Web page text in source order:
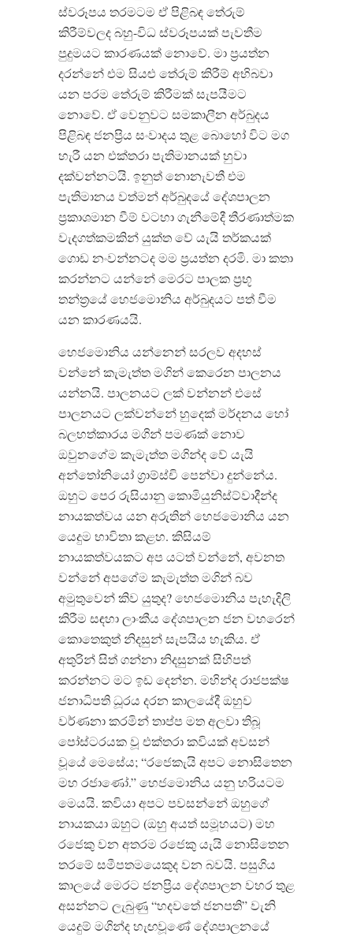
ස්වරූපය තරමටම ඒ පිළිබඳ තේරුම්
කිරීම්වලද බහු-විධ ස්වරූපයක් පැවතීම
පුදුමයට කාරණයක් නොවේ. මා ප්‍රයත්න
දරන්නේ එම සියළු තේරුම් කිරීම් අභිබවා
යන පරම තේරුම් කිරීමක් සැපයීමට
නොවේ. ඒ වෙනුවට සමකාලීන අර්බුදය
පිළිබඳ ජනප්‍රිය සංවාදය තුළ බොහෝ විට මග
හැරී යන එක්තරා පැතිමානයක් හුවා
දක්වන්නටයි. ඉනුත් නොනැවතී එම
පැතිමානය වත්මන් අර්බුදයේ දේශපාලන
ප්‍රකාශමාන වීම් වටහා ගැනීමේදී තීරණාත්මක
වැදගත්කමකින් යුක්ත වේ යැයි තර්කයක්
ගොඩ නංවන්නටද මම ප්‍රයත්න දරමි. මා කතා
කරන්නට යන්නේ මෙරට පාලක ප්‍රභූ
තන්ත්‍රයේ හෙජමොනිය අර්බුදයට පත් වීම
යන කාරණයයි.
හෙජමොනිය යන්නෙන් සරලව අදහස්
වන්නේ කැමැත්ත මගින් කෙරෙන පාලනය
යන්නයි. පාලනයට ලක් වන්නන් එසේ
පාලනයට ලක්වන්නේ හුදෙක් මර්දනය හෝ
බලහත්කාරය මගින් පමණක් නොව
ඔවුනගේම කැමැත්ත මගින්ද වේ යැයි
අන්තෝනියෝ ග්‍රාම්ස්චි පෙන්වා දුන්නේය.
ඔහුට පෙර රුසියානු කොමියුනිස්ට්වාදීන්ද
නායකත්වය යන අරුතින් හෙජමොනිය යන
යෙදුම භාවිතා කළහ. කිසියම්
නායකත්වයකට අප යටත් වන්නේ, අවනත
වන්නේ අපගේම කැමැත්ත මගින් බව
අමුතුවෙන් කිව යුතුද? හෙජමොනිය පැහැදිලි
කිරීම සඳහා ලාංකීය දේශපාලන ජන වහරෙන්
කොතෙකුත් නිදසුන් සැපයිය හැකිය. ඒ
අතුරින් සිත් ගන්නා නිදසුනක් සිහිපත්
කරන්නට මට ඉඩ දෙන්න. මහින්ද රාජපක්ෂ
ජනාධිපති ධූරය දරන කාලයේදී ඔහුව
වර්ණනා කරමින් තාප්ප මත අලවා තිබූ
පෝස්ටරයක වූ එක්තරා කවියක් අවසන්
වූයේ මෙසේය; “රජෙකැයි අපට නොසිතෙන
මහ රජාණෝ.” හෙජමොනිය යනු හරියටම
මෙයයි. කවියා අපට පවසන්නේ ඔහුගේ
නායකයා ඔහුට (ඔහු අයත් සමූහයට) මහ
රජෙකු වන අතරම රජෙකු යැයි නොසිතෙන
තරමේ සමීපතමයෙකුද වන බවයි. පසුගිය
කාලයේ මෙරට ජනප්‍රිය දේශපාලන වහර තුළ
අසන්නට ලැබුණු “හදවතේ ජනපති” වැනි
යෙදුම් මගින්ද හැඟවූණේ දේශපාලනයේ